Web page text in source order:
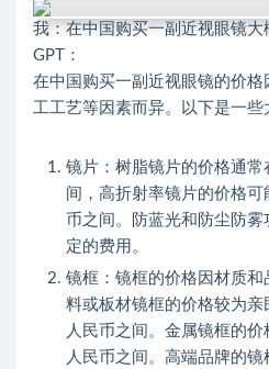
我：在中国购买一副近视眼镜大
GPT：
在中国购买一副近视眼镜的价格
工工艺等因素而异。以下是一些
镜片：树脂镜片的价格通
间，高折射率镜片的价格
币之间。防蓝光和防尘防
定的费用。
镜框：镜框的价格因材质
料或板材镜框的价格较为
人民币之间。金属镜框的
人民币之间。高端品牌的镜